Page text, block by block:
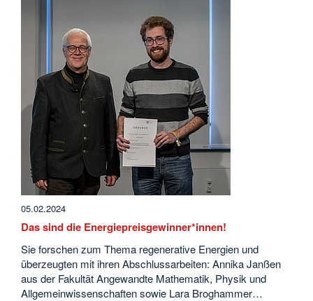
05.02.2024
Das sind die Energiepreisgewinner*innen!
Sie forschen zum Thema regenerative Energien und
überzeugten mit ihren Abschlussarbeiten: Annika Janßen
aus der Fakultät Angewandte Mathematik, Physik und
Allgemeinwissenschaften sowie Lara Broghammer…